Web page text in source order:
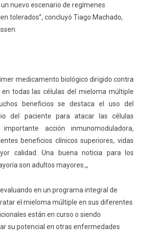
nuevo escenario de regímenes
tolerados”, concluyó Tiago Machado,
medicamento biológico dirigido contra
todas las células del mieloma múltiple
beneficios se destaca el uso del
del paciente para atacar las células
acción inmunomoduladora,
beneficios clínicos superiores, vidas
calidad. Una buena noticia para los
son adultos mayores.,,
en un programa integral de
el mieloma múltiple en sus diferentes
están en curso o siendo
su potencial en otras enfermedades